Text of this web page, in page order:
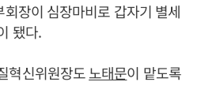
회장이 심장마비로 갑자기 별세
됐다.
혁신위원장도노태문이 맡도록